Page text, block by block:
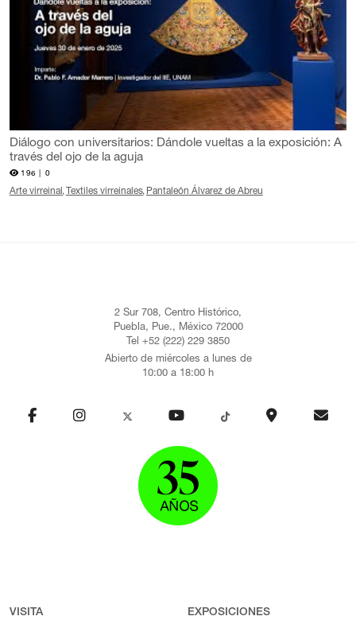
Diálogo con universitarios: Dándole vueltas a la exposición: A
través del ojo de la aguja
196 | 0
Arte virreinal Textiles virreinales Pantaleón Álvarez de Abreu
2 Sur 708, Centro Histórico,
Puebla, Pue., México 72000
Tel +52 (222) 229 3850
Abierto de miércoles a lunes de
10:00 a 18:00 h
VISITA EXPOSICIONES